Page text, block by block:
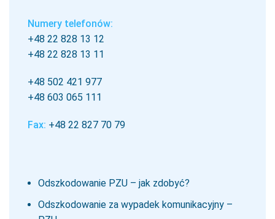
Numery telefonów:
+48 22 828 13 12
+48 22 828 13 11
+48 502 421 977
+48 603 065 111
Fax: +48 22 827 70 79
Odszkodowanie PZU – jak zdobyć?
Odszkodowanie za wypadek komunikacyjny –